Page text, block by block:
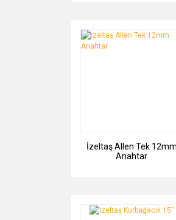
İzeltaş Allen Tek 12mm
Anahtar